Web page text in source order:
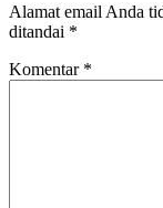
Alamat email Anda
ditandai *
Komentar *